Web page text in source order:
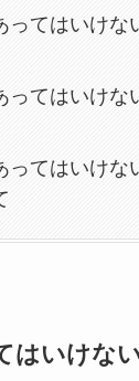
ってはいけ
ってはいけ
ってはいけ
はいけな